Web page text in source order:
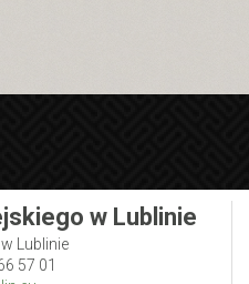
w Lublinie
Lublinie
57 01